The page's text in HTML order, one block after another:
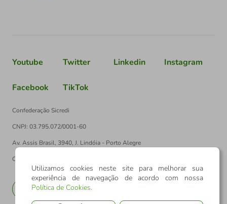
Youtube Twitter Linkedin Instagram
Facebook TikTok
Confederação Sicredi
CNPJ: 03.795.072/0001-60
Av. Assis Brasil, 3940, J. Lindóia - Porto Alegre
CEP: 91010-003
EN
Utilizamos cookies neste site para melhorar sua
experiência de navegação de acordo com nossa
Política de Cookies.